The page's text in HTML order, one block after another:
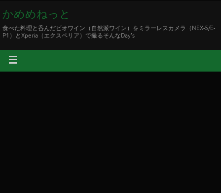
かめめねっと
食べた料理と呑んだビオワイン（自然派ワイン）をミラーレスカメラ（NEX-5/E-
P1）とXperia（エクスペリア）で撮るそんなDay's